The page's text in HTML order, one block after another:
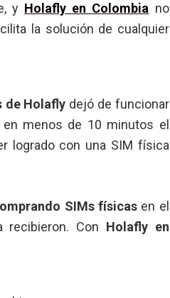
y Holafly en Colombia no
la solución de cualquier
de Holafly dejó de funcionar
menos de 10 minutos el
logrado con una SIM física
SIMs físicasen el
recibieron. Con Holafly en